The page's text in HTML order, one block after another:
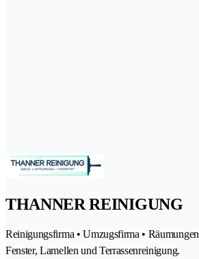
THANNER REINIGUNG
Reinigungsfirma • Umzugsfirma • Räumungen
Fenster, Lamellen und Terrassenreinigung.